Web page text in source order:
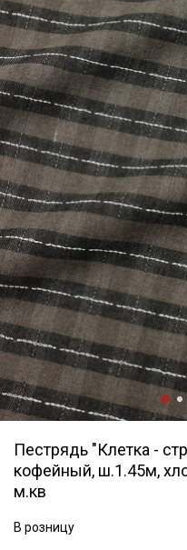
Пестрядь "Клетка -
кофейный, ш.1.45м,
м.кв
В розницу